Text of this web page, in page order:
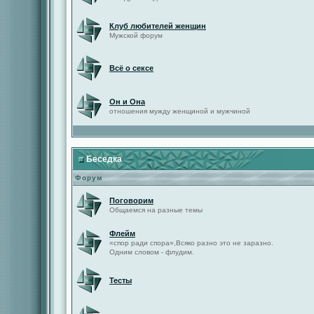
Клуб любителей женщин
Мужской форум
Всё о сексе
Он и Она
отношения мужду женщиной и мужчиной
Беседка
Форум
Поговорим
Общаемся на разные темы
Флейм
«спор ради спора»,Всяко разно это не заразно.
Одним словом - флудим.
Тесты